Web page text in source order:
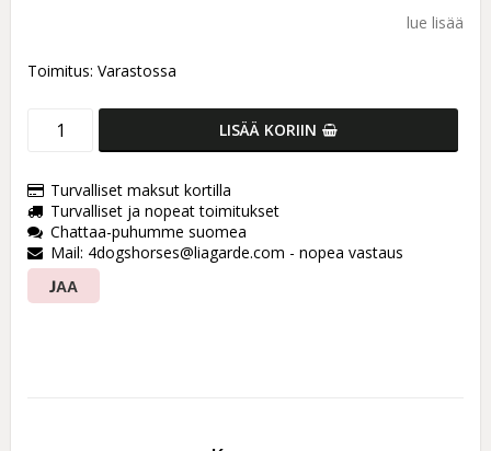
lue lisää
Toimitus: Varastossa
LISÄÄ KORIIN
Turvalliset maksut kortilla
Turvalliset ja nopeat toimitukset
Chattaa-puhumme suomea
Mail: 4dogshorses@liagarde.com - nopea vastaus
JAA